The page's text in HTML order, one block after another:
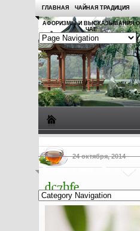
ГЛАВНАЯ ЧАЙНАЯ ТРАДИЦИЯ
АФОРИЗМЫ И ВЫСКАЗЫВАНИЯ О
ЧАЕ
Рецепты с чаем Полезные
24 октября, 2014
dc7bfe